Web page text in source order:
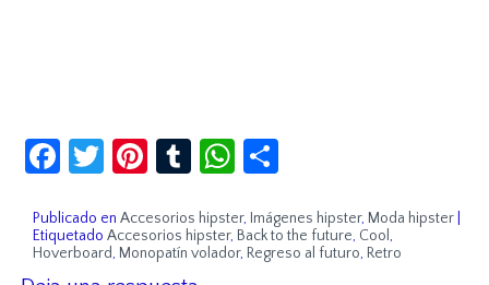
Facebook
Twitter
Pinterest
TumblrWhatsApp
Publicado en Accesorios hipster, Imágenes hipster, Moda hipster
Etiquetado Accesorios hipster, Back to the future, Cool ,
Hoverboard, Monopatín volador, Regreso al futuro, Retro